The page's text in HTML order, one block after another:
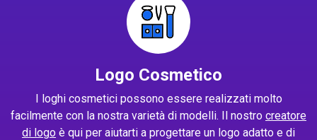
Logo Cosmetico
I loghi cosmetici possono essere realizzati molto
facilmente con la nostra varietà di modelli. Il nostro creatore
di logo è qui per aiutarti a progettare un logo adatto e di